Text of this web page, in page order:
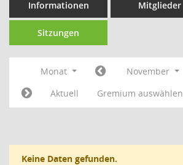
Informationen Mitglieder
Sitzungen
Monat November
Aktuell
Gremium auswählen
Keine Daten gefunden.